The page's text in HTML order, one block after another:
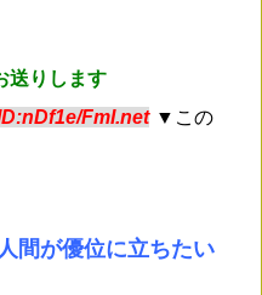
送りします
FmI.net ▼この
間が優位に立ちたい